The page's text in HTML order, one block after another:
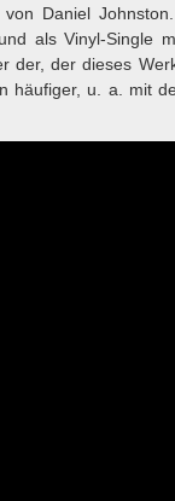
Daniel Johnston.
als Vinyl-Single
der, der dieses
häufiger, u. a. mit